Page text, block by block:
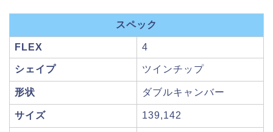
スペック
FLEX 4
シェイプ ツインチップ
形状 ダブルキャンバー
サイズ 139,142